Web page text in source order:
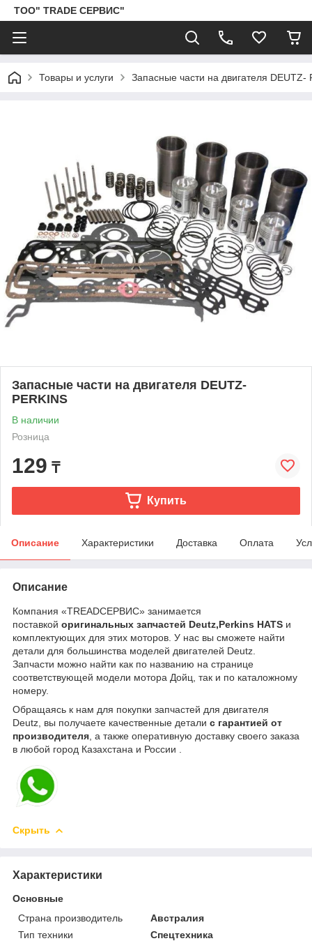
ТОО" TRADE СЕРВИС"
Товары и услуги Запасные части на двигателя DEUTZ-
Запасные части на двигателя DEUTZ-
PERKINS
В наличии
Розница
129 ₸
Купить
Описание Характеристики Доставка Оплата
Описание
Компания «TREADСЕРВИС» занимается
поставкой оригинальных запчастей Deutz,Perkins HATS и
комплектующих для этих моторов. У нас вы сможете найти
детали для большинства моделей двигателей Deutz.
Запчасти можно найти как по названию на странице
соответствующей модели мотора Дойц, так и по каталожному
номеру.
Обращаясь к нам для покупки запчастей для двигателя
Deutz, вы получаете качественные детали с гарантией от
производителя , а также оперативную доставку своего заказа
в любой город Казахстана и России .
Скрыть
Характеристики
Основные
Страна производитель
Австралия
Тип техники
Спецтехника